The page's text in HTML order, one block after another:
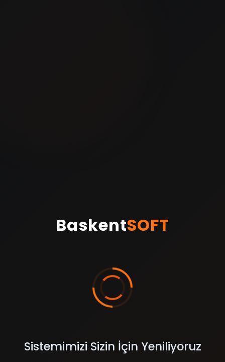
BaskentSOFT
Sistemimizi Sizin İçin Yeniliyoruz